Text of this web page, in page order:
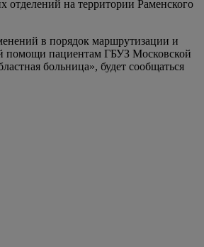
отделений на территории Раменского
в порядок маршрутизации и
помощи пациентам ГБУЗ Московской
больница», будет сообщаться